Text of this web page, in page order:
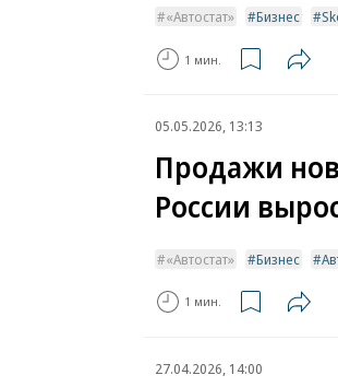
«Автостат» Бизнес
1 мин.
05.05.2026, 13:13
Продажи
России
«Автостат» Бизнес
1 мин.
27.04.2026, 14:00